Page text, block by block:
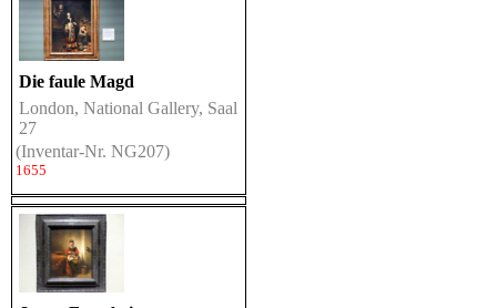
Die faule Magd
London, National Gallery, Saal
27
(Inventar-Nr. NG207)
1655